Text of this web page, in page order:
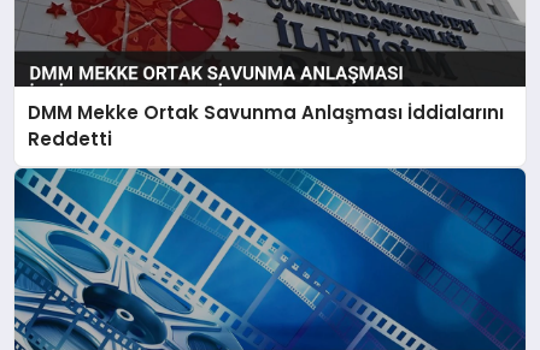
DMM Mekke Ortak Savunma Anlaşması İddialarını
Reddetti